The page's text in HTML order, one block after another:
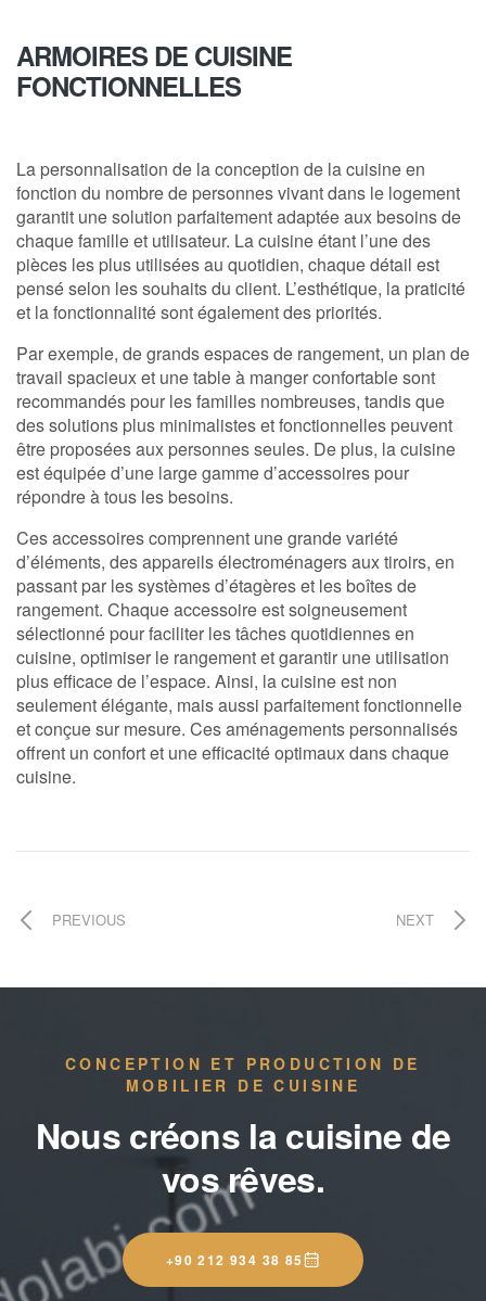
ARMOIRES DE CUISINE
FONCTIONNELLES
La personnalisation de la conception de la cuisine en
fonction du nombre de personnes vivant dans le logement
garantit une solution parfaitement adaptée aux besoins de
chaque famille et utilisateur. La cuisine étant l’une des
pièces les plus utilisées au quotidien, chaque détail est
pensé selon les souhaits du client. L’esthétique, la praticité
et la fonctionnalité sont également des priorités.
Par exemple, de grands espaces de rangement, un plan de
travail spacieux et une table à manger confortable sont
recommandés pour les familles nombreuses, tandis que
des solutions plus minimalistes et fonctionnelles peuvent
être proposées aux personnes seules. De plus, la cuisine
est équipée d’une large gamme d’accessoires pour
répondre à tous les besoins.
Ces accessoires comprennent une grande variété
d’éléments, des appareils électroménagers aux tiroirs, en
passant par les systèmes d’étagères et les boîtes de
rangement. Chaque accessoire est soigneusement
sélectionné pour faciliter les tâches quotidiennes en
cuisine, optimiser le rangement et garantir une utilisation
plus efficace de l’espace. Ainsi, la cuisine est non
seulement élégante, mais aussi parfaitement fonctionnelle
et conçue sur mesure. Ces aménagements personnalisés
offrent un confort et une efficacité optimaux dans chaque
cuisine.
PREVIOUS NEXT
CONCEPTION ET PRODUCTION DE
MOBILIER DE CUISINE
Nous créons la cuisine de
vos rêves.
+90 212 934 38 85